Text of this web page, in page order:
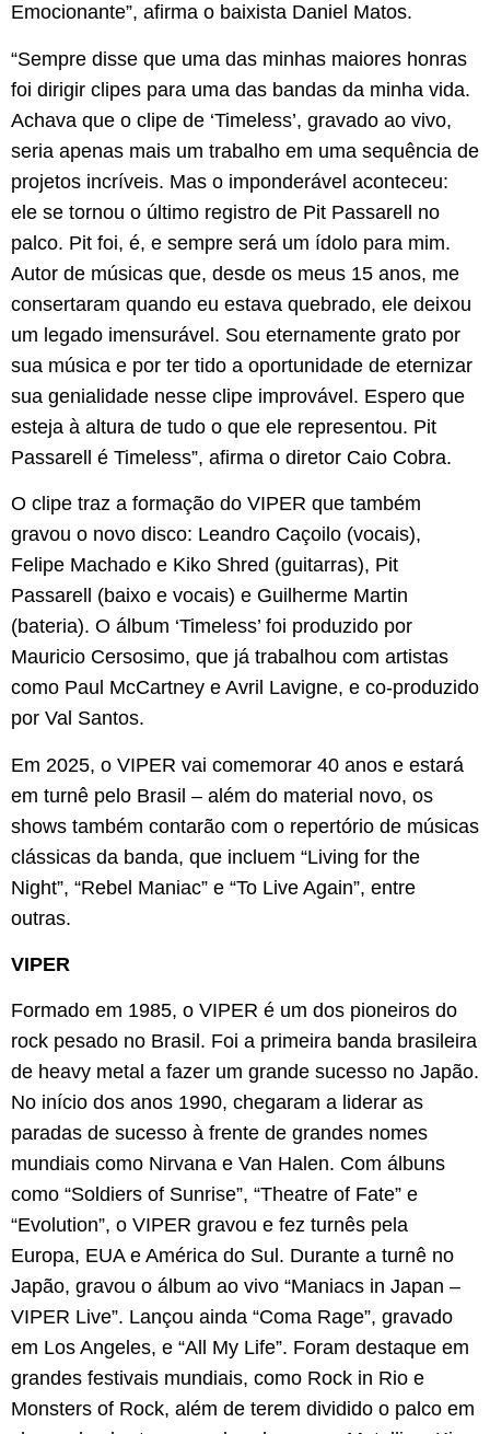
Emocionante”, afirma o baixista Daniel Matos.
“Sempre disse que uma das minhas maiores honras
foi dirigir clipes para uma das bandas da minha vida.
Achava que o clipe de ‘Timeless’, gravado ao vivo,
seria apenas mais um trabalho em uma sequência de
projetos incríveis. Mas o imponderável aconteceu:
ele se tornou o último registro de Pit Passarell no
palco. Pit foi, é, e sempre será um ídolo para mim.
Autor de músicas que, desde os meus 15 anos, me
consertaram quando eu estava quebrado, ele deixou
um legado imensurável. Sou eternamente grato por
sua música e por ter tido a oportunidade de eternizar
sua genialidade nesse clipe improvável. Espero que
esteja à altura de tudo o que ele representou. Pit
Passarell é Timeless”, afirma o diretor Caio Cobra.
O clipe traz a formação do VIPER que também
gravou o novo disco: Leandro Caçoilo (vocais),
Felipe Machado e Kiko Shred (guitarras), Pit
Passarell (baixo e vocais) e Guilherme Martin
(bateria). O álbum ‘Timeless’ foi produzido por
Mauricio Cersosimo, que já trabalhou com artistas
como Paul McCartney e Avril Lavigne, e co-produzido
por Val Santos.
Em 2025, o VIPER vai comemorar 40 anos e estará
em turnê pelo Brasil – além do material novo, os
shows também contarão com o repertório de músicas
clássicas da banda, que incluem “Living for the
Night”, “Rebel Maniac” e “To Live Again”, entre
outras.
VIPER
Formado em 1985, o VIPER é um dos pioneiros do
rock pesado no Brasil. Foi a primeira banda brasileira
de heavy metal a fazer um grande sucesso no Japão.
No início dos anos 1990, chegaram a liderar as
paradas de sucesso à frente de grandes nomes
mundiais como Nirvana e Van Halen. Com álbuns
como “Soldiers of Sunrise”, “Theatre of Fate” e
“Evolution”, o VIPER gravou e fez turnês pela
Europa, EUA e América do Sul. Durante a turnê no
Japão, gravou o álbum ao vivo “Maniacs in Japan –
VIPER Live”. Lançou ainda “Coma Rage”, gravado
em Los Angeles, e “All My Life”. Foram destaque em
grandes festivais mundiais, como Rock in Rio e
Monsters of Rock, além de terem dividido o palco em